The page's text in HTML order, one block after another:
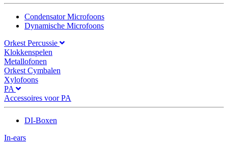
Condensator Microfoons
Dynamische Microfoons
Orkest Percussie
Klokkenspelen
Metallofonen
Orkest Cymbalen
Xylofoons
PA
Accessoires voor PA
DI-Boxen
In-ears